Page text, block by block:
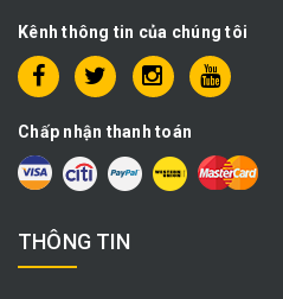
Kênh thông tin của chúng tôi
Chấp nhận thanh toán
THÔNG TIN